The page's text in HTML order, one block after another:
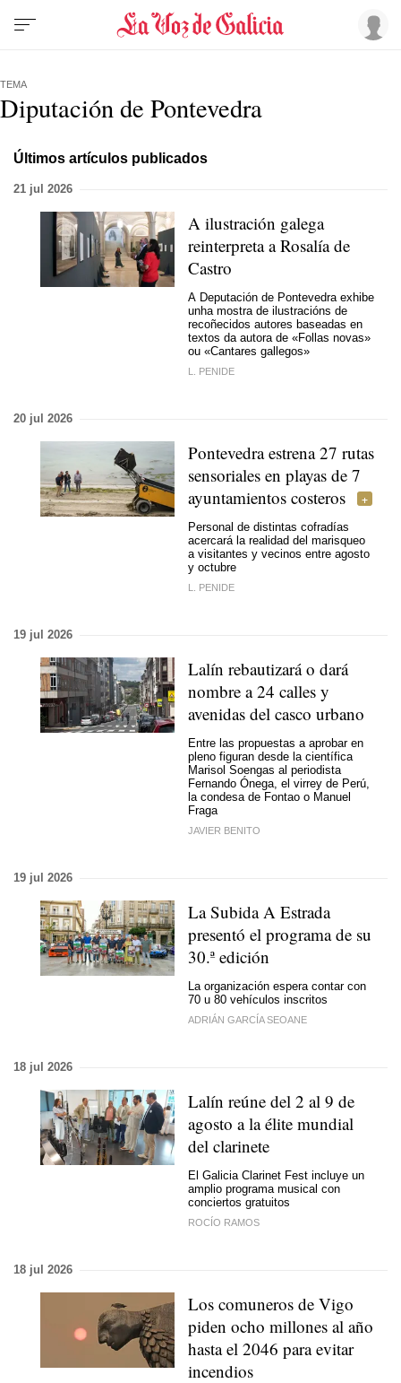
TEMA
Diputación de Pontevedra
Últimos artículos publicados
21 jul 2026
A ilustración galega
reinterpreta a Rosalía de
Castro
A Deputación de Pontevedra exhibe
unha mostra de ilustracións de
recoñecidos autores baseadas en
textos da autora de «Follas novas»
ou «Cantares gallegos»
L. PENIDE
20 jul 2026
Pontevedra estrena 27 rutas
sensoriales en playas de 7
ayuntamientos costeros
Personal de distintas cofradías
acercará la realidad del marisqueo
a visitantes y vecinos entre agosto
y octubre
L. PENIDE
19 jul 2026
Lalín rebautizará o dará
nombre a 24 calles y
avenidas del casco urbano
Entre las propuestas a aprobar en
pleno figuran desde la científica
Marisol Soengas al periodista
Fernando Ónega, el virrey de Perú,
la condesa de Fontao o Manuel
Fraga
JAVIER BENITO
19 jul 2026
La Subida A Estrada
presentó el programa de su
30.ª edición
La organización espera contar con
70 u 80 vehículos inscritos
ADRIÁN GARCÍA SEOANE
18 jul 2026
Lalín reúne del 2 al 9 de
agosto a la élite mundial
del clarinete
El Galicia Clarinet Fest incluye un
amplio programa musical con
conciertos gratuitos
ROCÍO RAMOS
18 jul 2026
Los comuneros de Vigo
piden ocho millones al año
hasta el 2046 para evitar
incendios